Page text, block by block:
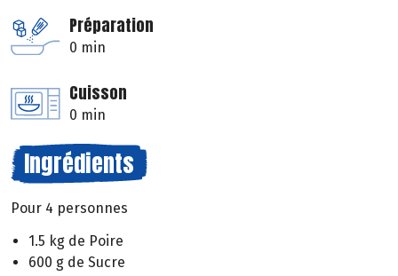
Préparation
0 min
Cuisson
0 min
Ingrédients
Pour 4 personnes
1.5 kg de Poire
600 g de Sucre